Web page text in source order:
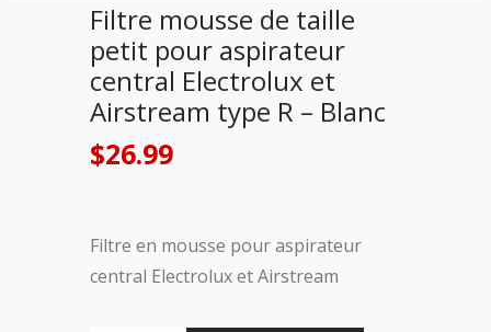
Filtre mousse de taille
petit pour aspirateur
central Electrolux et
Airstream type R – Blanc
$26.99
Filtre en mousse pour aspirateur
central Electrolux et Airstream